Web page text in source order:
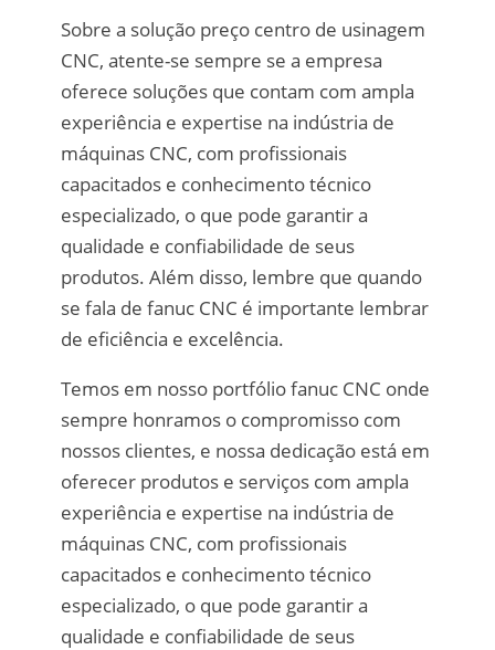
Sobre a solução preço centro de usinagem
CNC, atente-se sempre se a empresa
oferece soluções que contam com ampla
experiência e expertise na indústria de
máquinas CNC, com profissionais
capacitados e conhecimento técnico
especializado, o que pode garantir a
qualidade e confiabilidade de seus
produtos. Além disso, lembre que quando
se fala de fanuc CNC é importante lembrar
de eficiência e excelência.
Temos em nosso portfólio fanuc CNC onde
sempre honramos o compromisso com
nossos clientes, e nossa dedicação está em
oferecer produtos e serviços com ampla
experiência e expertise na indústria de
máquinas CNC, com profissionais
capacitados e conhecimento técnico
especializado, o que pode garantir a
qualidade e confiabilidade de seus